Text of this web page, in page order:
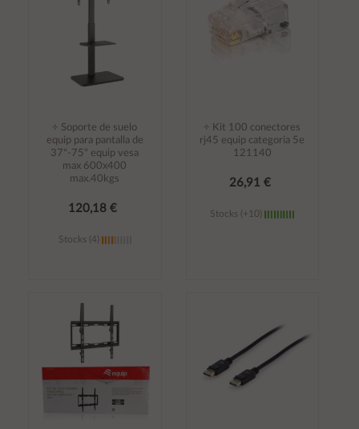
÷ Soporte de suelo
equip para pantalla de
37"-75" equip vesa
max 600x400
max.40kgs
120,18 €
Stocks (4)
carrito
÷ Kit 100 conectores
rj45 equip categoria 5e
121140
26,91 €
Stocks (+10)